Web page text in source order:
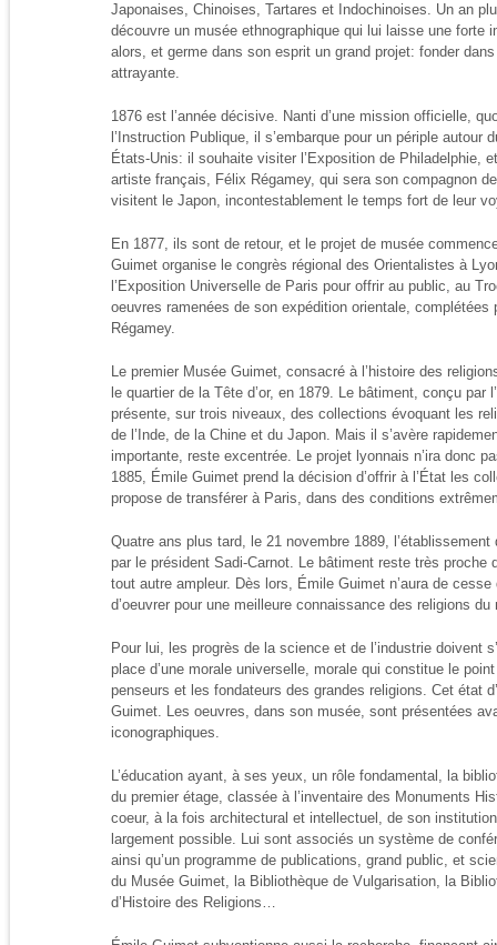
Japonaises, Chinoises, Tartares et Indochinoises. Un an
découvre un musée ethnographique qui lui laisse une forte
alors, et germe dans son esprit un grand projet: fonder
attrayante.
1876 est l’année décisive. Nanti d’une mission officielle,
l’Instruction Publique, il s’embarque pour un périple autour
États-Unis: il souhaite visiter l’Exposition de Philadelphie,
artiste français, Félix Régamey, qui sera son compagnon
visitent le Japon, incontestablement le temps fort de leur
En 1877, ils sont de retour, et le projet de musée
Guimet organise le congrès régional des Orientalistes à
l’Exposition Universelle de Paris pour offrir au public, au
oeuvres ramenées de son expédition orientale, complétées
Régamey.
Le premier Musée Guimet, consacré à l’histoire des
le quartier de la Tête d’or, en 1879. Le bâtiment, conçu par
présente, sur trois niveaux, des collections évoquant les
de l’Inde, de la Chine et du Japon. Mais il s’avère
importante, reste excentrée. Le projet lyonnais n’ira donc
1885, Émile Guimet prend la décision d’offrir à l’État les
propose de transférer à Paris, dans des conditions
Quatre ans plus tard, le 21 novembre 1889, l’établissement
par le président Sadi-Carnot. Le bâtiment reste très proche
tout autre ampleur. Dès lors, Émile Guimet n’aura de
d’oeuvrer pour une meilleure connaissance des religions du
Pour lui, les progrès de la science et de l’industrie doivent
place d’une morale universelle, morale qui constitue le
penseurs et les fondateurs des grandes religions. Cet état
Guimet. Les oeuvres, dans son musée, sont présentées
iconographiques.
L’éducation ayant, à ses yeux, un rôle fondamental, la
du premier étage, classée à l’inventaire des Monuments
coeur, à la fois architectural et intellectuel, de son
largement possible. Lui sont associés un système de
ainsi qu’un programme de publications, grand public, et
du Musée Guimet, la Bibliothèque de Vulgarisation, la
d’Histoire des Religions…